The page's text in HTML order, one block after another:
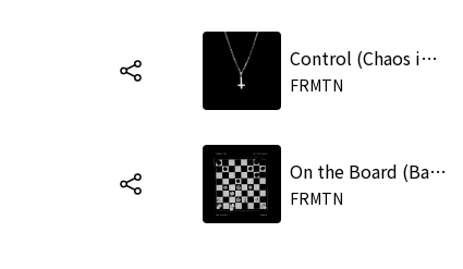
Control (Chaos in the CBD Remix)
FRMTN
On the Board (Bad Sounds Remix)
FRMTN